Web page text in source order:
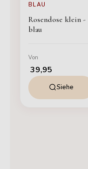
BLAU
Rosendose klein -
blau
Von
39,95
Siehe